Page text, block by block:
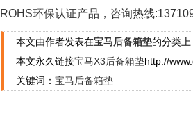
ROHS环保认证产品，咨询热线
本文由作者发表在宝马后备箱垫的分类
本文永久链接宝马X3后备箱垫http://
关键词： 宝马后备箱垫